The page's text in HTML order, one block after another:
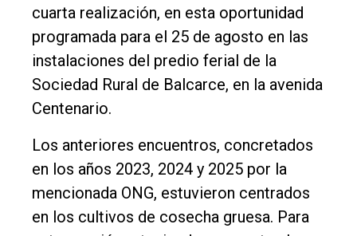
cuarta realización, en esta oportunidad
programada para el 25 de agosto en las
instalaciones del predio ferial de la
Sociedad Rural de Balcarce, en la avenida
Centenario.
Los anteriores encuentros, concretados
en los años 2023, 2024 y 2025 por la
mencionada ONG, estuvieron centrados
en los cultivos de cosecha gruesa. Para